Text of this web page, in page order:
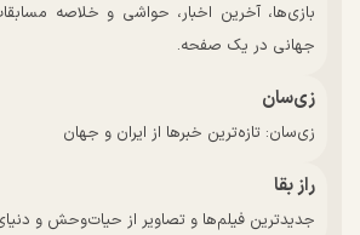
بازی‌ها، آخرین اخبار، حواشی و خلاصه
جهانی در یک صفحه.
زی‌سان
زی‌سان: تازه‌ترین خبرها از ایران و جهان
راز بقا
جدیدترین فیلم‌ها و تصاویر از حیات‌وحش و